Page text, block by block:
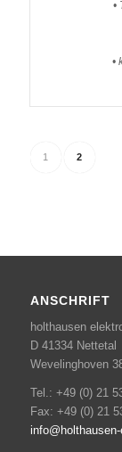
•
•
1 2
ANSCHRIFT
holthausen
D 41334 Nettetal
Wevelinghoven
Tel.: +49 (0) 21
Fax: +49 (0) 21